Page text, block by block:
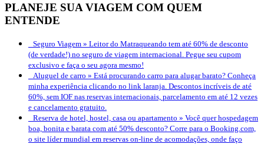
PLANEJE SUA VIAGEM COM QUEM
ENTENDE
Seguro Viagem » Leitor do Matraqueando tem até 60% de desconto
(de verdade!) no seguro de viagem internacional. Pegue seu cupom
exclusivo e faça o seu agora mesmo!
Aluguel de carro » Está procurando carro para alugar barato? Conheça
minha experiência clicando no link laranja. Descontos incríveis de até
60%, sem IOF nas reservas internacionais, parcelamento em até 12 vezes
e cancelamento gratuito.
Reserva de hotel, hostel, casa ou apartamento » Você quer hospedagem
boa, bonita e barata com até 50% desconto? Corre para o Booking.com,
o site líder mundial em reservas on-line de acomodações, onde faço